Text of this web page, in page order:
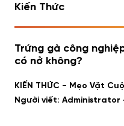
Kiến Thức
Trứng gà công
có nở không?
KIẾN THỨC - Mẹo Vặt
Người viết: Administrator